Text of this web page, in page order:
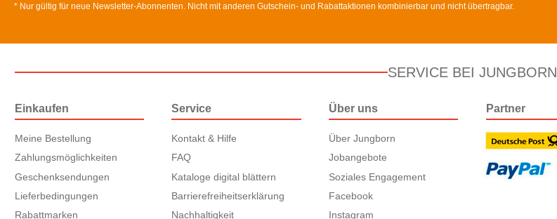
* Nur gültig für neue Newsletter-Abonnenten. Nicht mit anderen Gutschein- und Rabattaktionen kombinierbar und nicht übertragbar.
SERVICE BEI JUNGBORN
Einkaufen
Meine Bestellung
Zahlungsmöglichkeiten
Geschenksendungen
Lieferbedingungen
Rabattmarken
Service
Kontakt & Hilfe
FAQ
Kataloge digital blättern
Barrierefreiheitserklärung
Nachhaltigkeit
Über uns
Über Jungborn
Jobangebote
Soziales Engagement
Facebook
Instagram
Partner